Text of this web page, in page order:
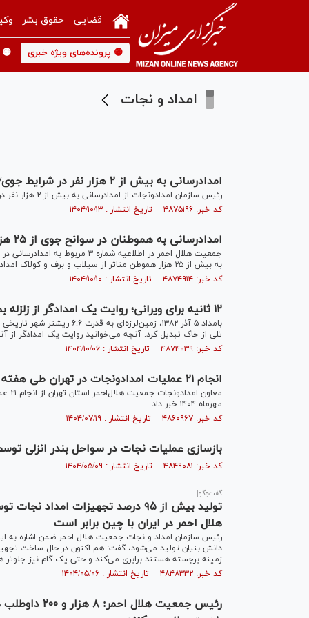
قضایی حقوق بشر
🟡 پرونده‌های ویژه خبری
امداد و نجات
امدادرسانی به بیش از ۲ هزار نفر در شرایط جوی/ رهاسازی ۷۳۹ خودرو
رئیس سازمان امدادونجات از امدادرسانی به بیش از ۲ هزار نفر در شرایط جوی نامساعد، خبر داد.
کد خبر: ۴۸۷۵۱۹۶ تاریخ انتشار : ۱۴۰۴/۱۰/۱۳
امدادرسانی به هموطنان در سوانح جوی از ۲۵ هزار نفر فراتر رفت
به بیش از ۲۵ هزار هموطن متاثر از سیلاب و برف و کولاک امدادرسانی شده و متاسفانه ۱۰ نفر در سوانح جوی جان خود را از دست داده‌اند.
کد خبر: ۴۸۷۴۹۱۴ تاریخ انتشار : ۱۴۰۴/۱۰/۱۰
۱۲ ثانیه برای ویرانی؛ روایت یک امدادگر از زلزله بم
تلی از خاک تبدیل کرد. آنچه می‌خوانید روایت یک امدادگر از آنچه ۲۲ سال پیش در بم اتفاق
کد خبر: ۴۸۷۴۰۳۹ تاریخ انتشار : ۱۴۰۴/۱۰/۰۶
انجام ۲۱ عملیات امدادونجات در تهران طی هفته گذشته
مهرماه ۱۴۰۴ خبر داد.
کد خبر: ۴۸۶۰۹۶۷ تاریخ انتشار : ۱۴۰۴/۰۷/۱۹
بازسازی عملیات نجات در سواحل بندر انزلی
کد خبر: ۴۸۴۹۰۸۱ تاریخ انتشار : ۱۴۰۴/۰۵/۰۹
گفت‌وگو|
تولید بیش از ۹۵ درصد تجهیزات
هلال احمر در ایران با چین برابر است
دانش بنیان تولید می‌شود، گفت: هم اکنون در حال ساخت
زمینه برجسته هستند برابری می‌کند و حتی یک گام نیز
کد خبر: ۴۸۴۸۳۳۲ تاریخ انتشار : ۱۴۰۴/۰۵/۰۶
رئیس جمعیت